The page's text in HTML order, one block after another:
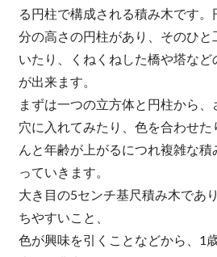
る円柱で構成される積み木です
分の高さの円柱があり、そのひ
いたり、くねくねした橋や塔など
が出来ます。
まずは一つの立方体と円柱から、
穴に入れてみたり、色を合わせ
んと年齢が上がるにつれ複雑な
っていきます。
大き目の5センチ基尺積み木であ
ちやすいこと、
色が興味を引くことなどから、1